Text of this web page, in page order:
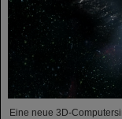
Eine neue 3D-